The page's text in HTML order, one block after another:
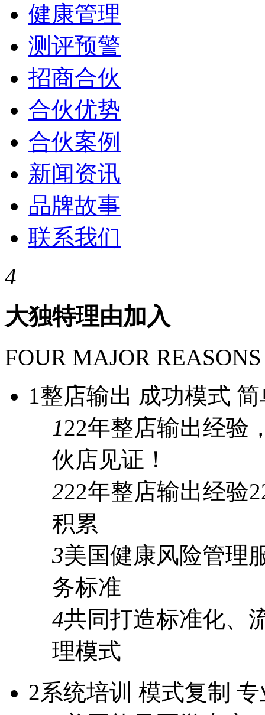
健康管理
测评预警
招商合伙
合伙优势
合伙案例
新闻资讯
品牌故事
联系我们
4
大独特理由加入
FOUR MAJOR REASONS
1整店输出 成功模式
122年整店输出经验
伙店见证！
222年整店输出经验
积累
3美国健康风险管理
务标准
4共同打造标准化、
理模式
2系统培训 模式复制